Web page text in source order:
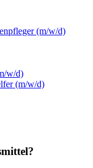
(m/w/d)
w/d)
(m/w/d)